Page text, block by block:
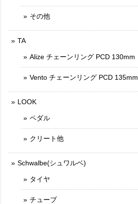
その他
TA
Alize チェーンリング PCD 130mm
Vento チェーンリング PCD 135mm
LOOK
ペダル
クリート他
Schwalbe(シュワルベ)
タイヤ
チューブ